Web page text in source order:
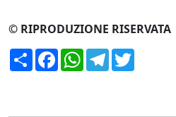
© RIPRODUZIONE RISERVATA
CondividiFacebookWhatsApp
Telegram